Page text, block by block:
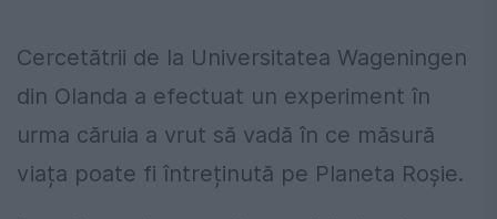
Cercetătrii de la Universitatea Wageningen
din Olanda a efectuat un experiment în
urma căruia a vrut să vadă în ce măsură
viața poate fi întreținută pe Planeta Roșie.